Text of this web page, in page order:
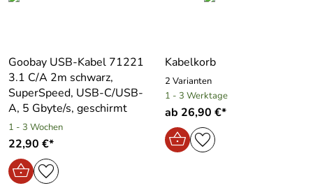
Goobay USB-Kabel 71221
3.1 C/A 2m schwarz,
SuperSpeed, USB-C/USB-
A, 5 Gbyte/s, geschirmt
1 - 3 Wochen
22,90 €*
Kabelkorb
2 Varianten
1 - 3 Werktage
ab 26,90 €*